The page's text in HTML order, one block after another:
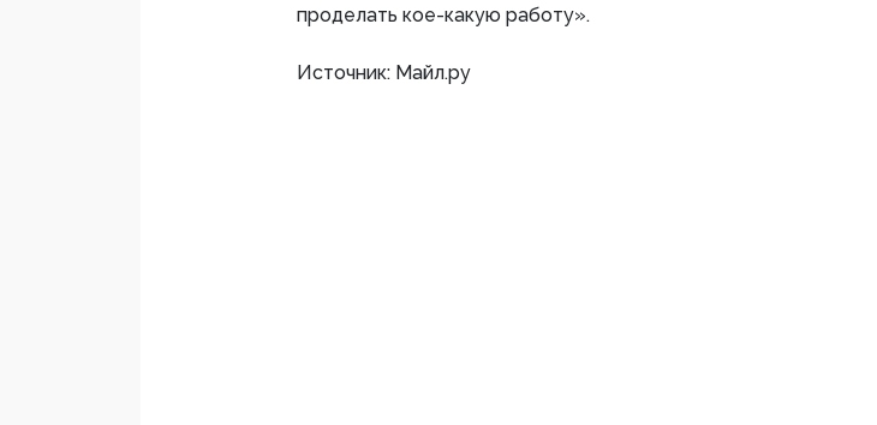
проделать кое-какую работу».
Источник: Майл.ру